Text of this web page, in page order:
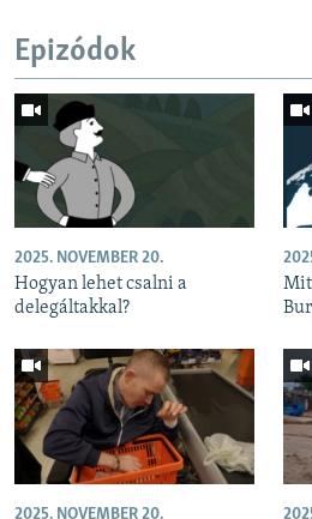
Epizódok
2025. NOVEMBER 20.
Hogyan lehet csalni a
delegáltakkal?
Mit
2025. NOVEMBER 20.